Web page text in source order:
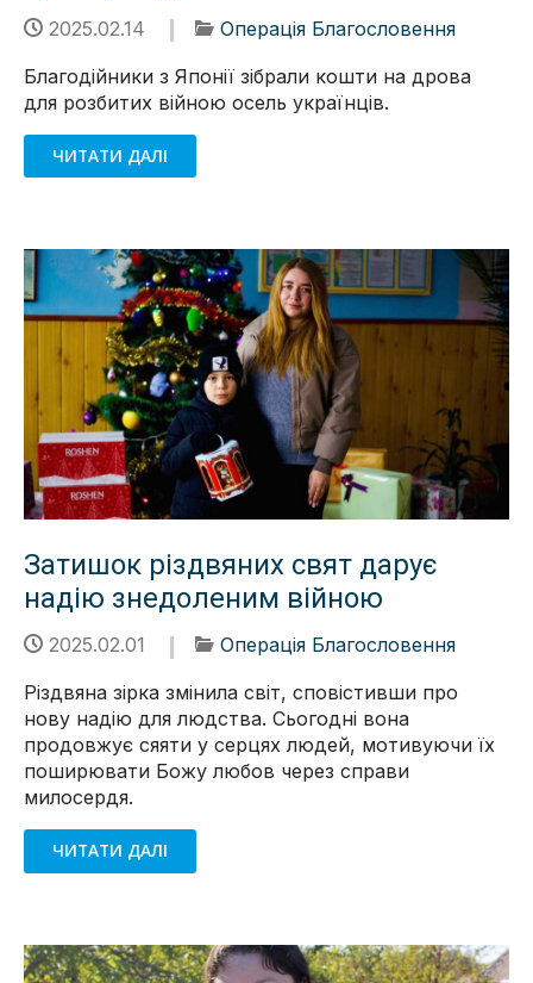
2025.02.14
Операція Благословення
Благодійники з Японії зібрали кошти на дрова
для розбитих війною осель українців.
ЧИТАТИ ДАЛІ
Затишок різдвяних свят дарує
надію знедоленим війною
2025.02.01
Операція Благословення
Різдвяна зірка змінила світ, сповістивши про
нову надію для людства. Сьогодні вона
продовжує сяяти у серцях людей, мотивуючи їх
поширювати Божу любов через справи
милосердя.
ЧИТАТИ ДАЛІ